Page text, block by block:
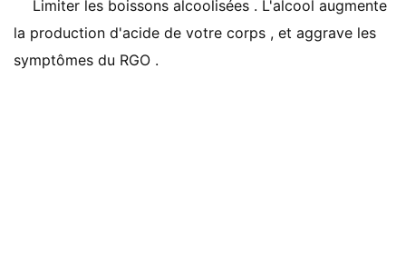
Limiter les boissons alcoolisées . L'alcool augmente
la production d'acide de votre corps , et aggrave les
symptômes du RGO .